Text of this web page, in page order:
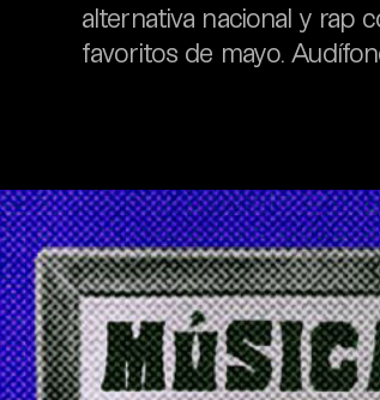
alternativa nacional y rap
favoritos de mayo.